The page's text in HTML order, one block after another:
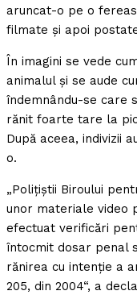
aruncat-o pe o
filmate şi apoi
În imagini se vede
animalul şi se aude
îndemnându-se care
rănit foarte tare la
După aceea, indivizii
o.
„Poliţiştii Biroului
unor materiale video
efectuat verificări
întocmit dosar penal
rănirea cu intenţie a
205, din 2004“, a